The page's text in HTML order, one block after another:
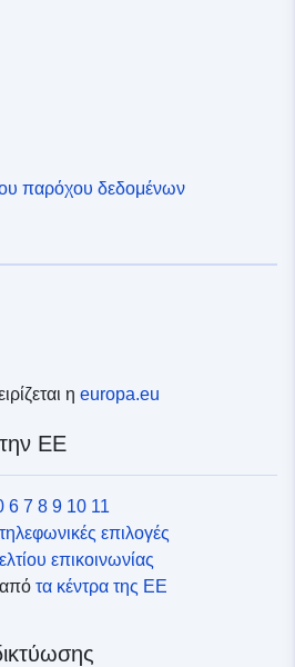
παρόχου δεδομένων
η europa.eu
ΕΕ
6 7 8 9 10 11
τηλεφωνικές επιλογές
επικοινωνίας
τα κέντρα της ΕΕ